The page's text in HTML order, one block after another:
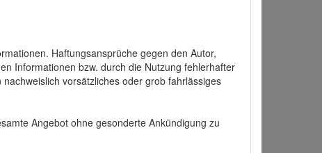
Haftungsansprüche gegen den Autor,
Informationen bzw. durch die Nutzung fehlerhafter
vorsätzliches oder grob fahrlässiges
Angebot ohne gesonderte Ankündigung zu